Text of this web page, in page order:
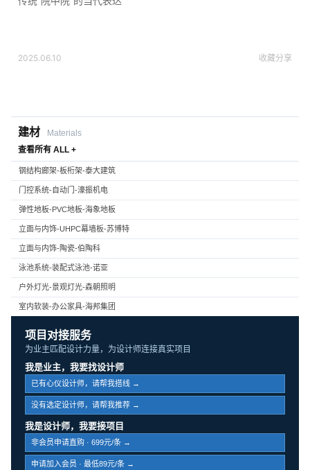
2025.06.10 收藏分享
建材
Materials
查看所有 ALL +
钢结构廊架-板桁架-泰大建筑
门控系统-自动门-濠振机电
弹性地板-PVC地板-海象地板
立面与内饰-UHPC幕墙板-苏博特
立面与内饰-陶瓷-伯陶科
泳池系统-装配式泳池-诺亚
户外灯光-景观灯光-森朝照明
室内软装-办公家具-海邦集团
项目对接服务
为业主匹配设计力量，为设计师连接真实项目
我是业主，我要找设计师
已有心仪设计师，请帮我搭线 →
没有选定设计师，请帮我推荐 →
我是设计师，我要接项目
非会员申请直购 · 699元/条 →
申请加入会员 · 最低89元/条 →